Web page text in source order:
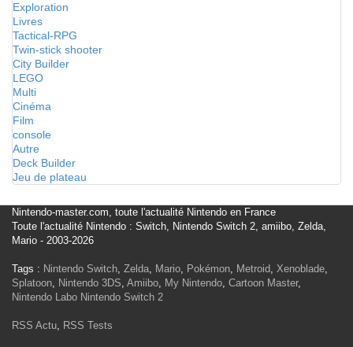
Exploration
Livres
Tactical-RPG
Twin-stick shooter
City Builder
LEGO
Multi
Cinéma
Film
console
Autre
Deck Builder
Jeu de plateau
Nintendo-master.com, toute l'actualité Nintendo en France
Toute l'actualité Nintendo : Switch, Nintendo Switch 2, amiibo, Zelda,
Mario - 2003-2026
Tags : Nintendo Switch, Zelda, Mario, Pokémon, Metroid, Xenoblade,
Splatoon, Nintendo 3DS, Amiibo, My Nintendo, Cartoon Master,
Nintendo Labo Nintendo Switch 2
RSS Actu, RSS Tests